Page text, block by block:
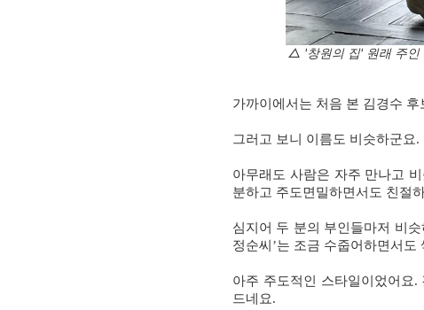
△ '창원의 집' 원래 주인
가까이에서는 처음 본 김경수
그러고 보니 이름도 비슷하군요.
아무래도 사람은 자주 만나고
분하고 주도면밀하면서도 친절
심지어 두 분의 부인들마저 비
정순씨 ’는 조금 수줍어하면서도
아주 주도적인 스타일이었어요.
드네요.